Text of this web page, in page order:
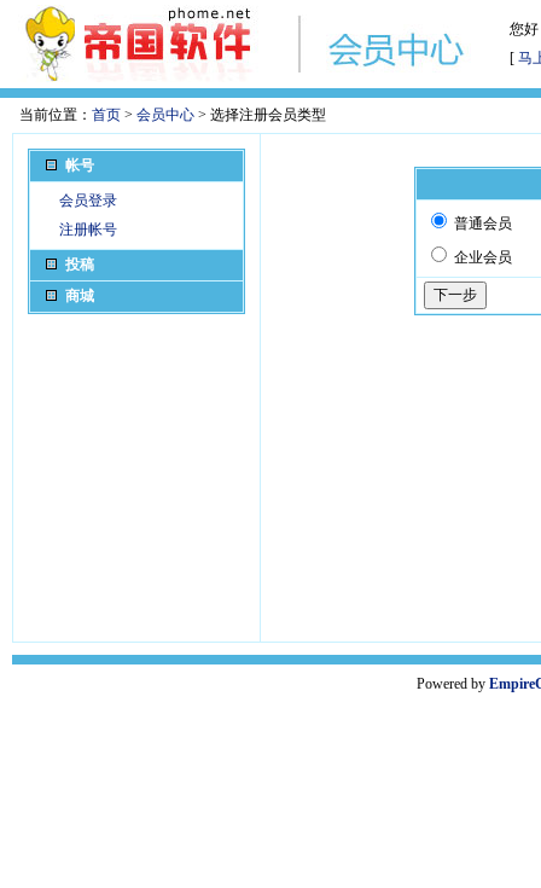
您
[ 马
当前位置： 首页 > 会员中心 > 选择注册会员类型
帐号
会员登录
注册帐号
投稿
商城
普通会员
企业会员
Powered by